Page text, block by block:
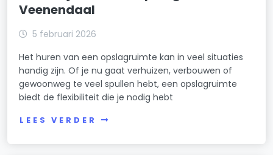
Veenendaal
5 februari 2026
Het huren van een opslagruimte kan in veel situaties
handig zijn. Of je nu gaat verhuizen, verbouwen of
gewoonweg te veel spullen hebt, een opslagruimte
biedt de flexibiliteit die je nodig hebt
LEES VERDER